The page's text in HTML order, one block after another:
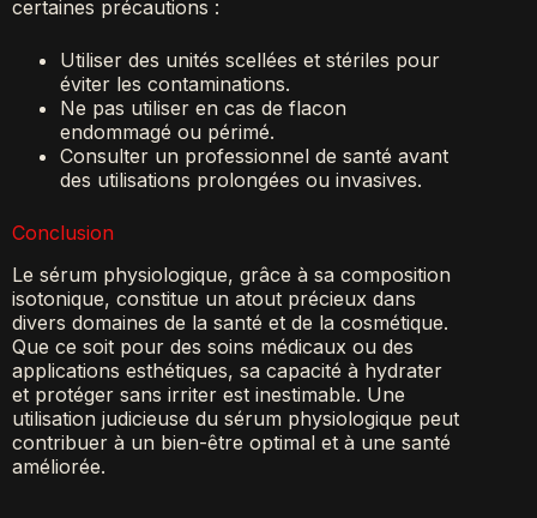
certaines précautions :
Utiliser des unités scellées et stériles pour
éviter les contaminations.
Ne pas utiliser en cas de flacon
endommagé ou périmé.
Consulter un professionnel de santé avant
des utilisations prolongées ou invasives.
Conclusion
Le sérum physiologique, grâce à sa composition
isotonique, constitue un atout précieux dans
divers domaines de la santé et de la cosmétique.
Que ce soit pour des soins médicaux ou des
applications esthétiques, sa capacité à hydrater
et protéger sans irriter est inestimable. Une
utilisation judicieuse du sérum physiologique peut
contribuer à un bien-être optimal et à une santé
améliorée.